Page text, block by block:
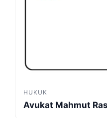
HUKUK
Avukat Mahmut